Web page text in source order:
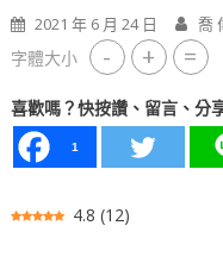
2021 年 6 月 24 日 喬
字體大小 - + =
喜歡嗎？快按讚、留言、分
1
4.8 (12)